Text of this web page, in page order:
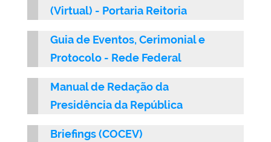
(Virtual) - Portaria Reitoria
Guia de Eventos, Cerimonial e
Protocolo - Rede Federal
Manual de Redação da
Presidência da República
Briefings (COCEV)